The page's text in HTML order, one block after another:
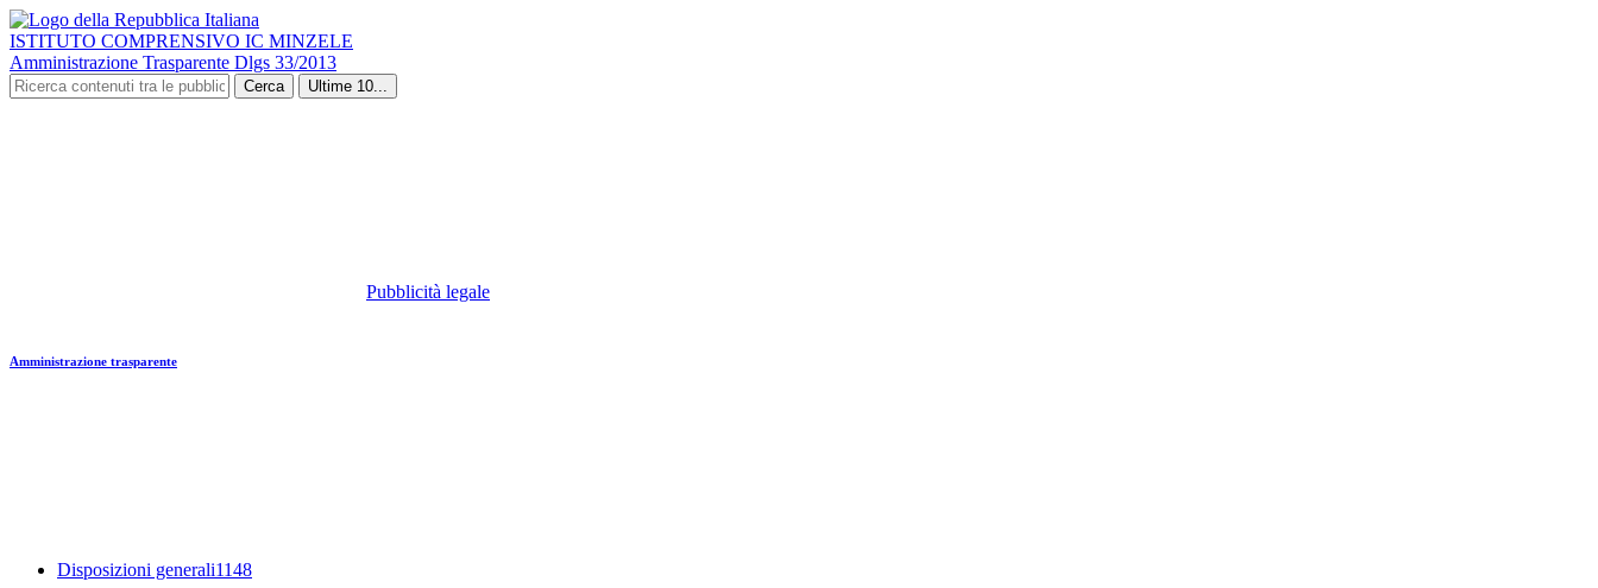
ISTITUTO COMPRENSIVO IC MINZELE
Amministrazione Trasparente Dlgs 33/2013
Cerca Ultime 10...
Pubblicità legale
Amministrazione trasparente
Disposizioni generali1148